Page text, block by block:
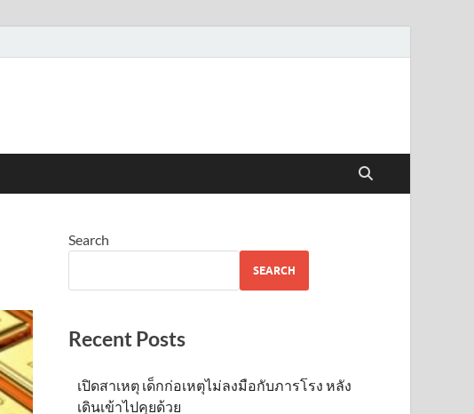
Search
SEARCH
Recent Posts
เปิดสาเหตุ เด็กก่อเหตุไม่ลงมือกับภารโรง หลัง
เดินเข้าไปคุยด้วย